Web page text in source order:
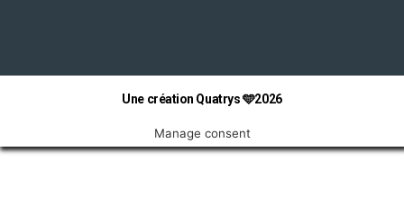
Une création Quatrys 🩵2026
Manage consent